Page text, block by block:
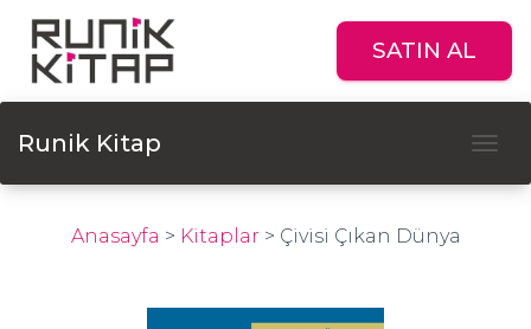
SATIN AL
Runik Kitap
Anasayfa > Kitaplar > Çivisi Çıkan Dünya